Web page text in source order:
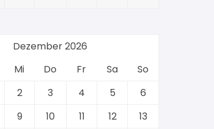
Dezember 2026
Mi Do Fr Sa
So
2 3 4 5
6
9 10 11 12
13